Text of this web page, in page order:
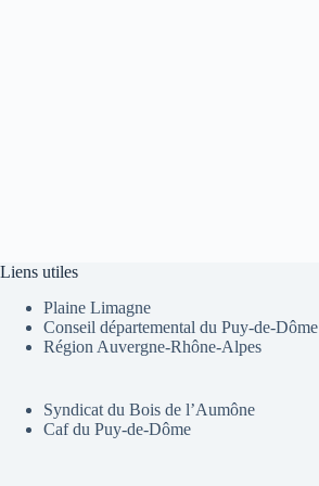
Liens utiles
Plaine Limagne
Conseil départemental du Puy-de-Dôme
Région Auvergne-Rhône-Alpes
Syndicat du Bois de l’Aumône
Caf du Puy-de-Dôme